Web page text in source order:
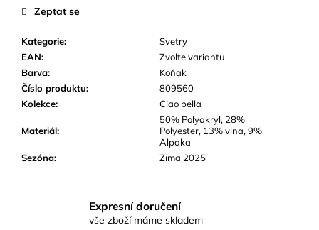
Kategorie:
Svetry
EAN:
Zvolte variantu
Barva:
Koňak
Číslo produktu:
809560
Kolekce: Ciao bella
Materiál:
50% Polyakryl, 28%
Polyester, 13% vlna, 9%
Alpaka
Sezóna: Zima 2025
Zeptat se
Expresní doručení
vše zboží máme skladem
m
e